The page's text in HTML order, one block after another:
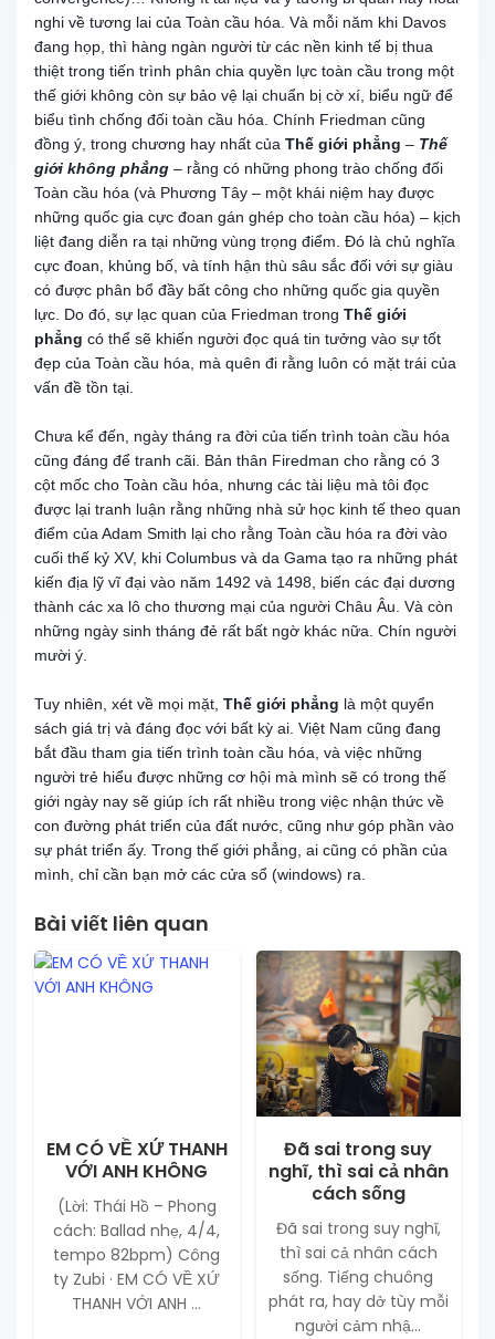
nghi về tương lai của Toàn cầu hóa. Và mỗi năm khi Davos
đang họp, thì hàng ngàn người từ các nền kinh tế bị thua
thiệt trong tiến trình phân chia quyền lực toàn cầu trong một
thế giới không còn sự bảo vệ lại chuẩn bị cờ xí, biểu ngữ để
biểu tình chống đối toàn cầu hóa. Chính Friedman cũng
đồng ý, trong chương hay nhất của Thế giới phẳng – Thế
giới không phẳng – rằng có những phong trào chống đối
Toàn cầu hóa (và Phương Tây – một khái niệm hay được
những quốc gia cực đoan gán ghép cho toàn cầu hóa) – kịch
liệt đang diễn ra tại những vùng trọng điểm. Đó là chủ nghĩa
cực đoan, khủng bố, và tính hận thù sâu sắc đối với sự giàu
có được phân bổ đầy bất công cho những quốc gia quyền
lực. Do đó, sự lạc quan của Friedman trong Thế giới
phẳng có thể sẽ khiến người đọc quá tin tưởng vào sự tốt
đẹp của Toàn cầu hóa, mà quên đi rằng luôn có mặt trái của
vấn đề tồn tại.
Chưa kể đến, ngày tháng ra đời của tiến trình toàn cầu hóa
cũng đáng để tranh cãi. Bản thân Firedman cho rằng có 3
cột mốc cho Toàn cầu hóa, nhưng các tài liệu mà tôi đọc
được lại tranh luận rằng những nhà sử học kinh tế theo quan
điểm của Adam Smith lại cho rằng Toàn cầu hóa ra đời vào
cuối thế kỷ XV, khi Columbus và da Gama tạo ra những phát
kiến địa lỹ vĩ đại vào năm 1492 và 1498, biến các đại dương
thành các xa lô cho thương mại của người Châu Âu. Và còn
những ngày sinh tháng đẻ rất bất ngờ khác nữa. Chín người
mười ý.
Tuy nhiên, xét về mọi mặt, Thế giới phẳng là một quyển
sách giá trị và đáng đọc với bất kỳ ai. Việt Nam cũng đang
bắt đầu tham gia tiến trình toàn cầu hóa, và việc những
người trẻ hiểu được những cơ hội mà mình sẽ có trong thế
giới ngày nay sẽ giúp ích rất nhiều trong việc nhận thức về
con đường phát triển của đất nước, cũng như góp phần vào
sự phát triển ấy. Trong thế giới phẳng, ai cũng có phần của
mình, chỉ cần bạn mở các cửa sổ (windows) ra.
Bài viết liên quan
EM CÓ VỀ XỨ THANH
VỚI ANH KHÔNG
(Lời: Thái Hồ – Phong
cách: Ballad nhẹ, 4/4,
tempo 82bpm) Công
ty Zubi · EM CÓ VỀ XỨ
THANH VỚI ANH ...
Đã sai trong suy
nghĩ, thì sai cả nhân
cách sống
Đã sai trong suy nghĩ,
thì sai cả nhân cách
sống. Tiếng chuông
phát ra, hay dở tùy mỗi
người cảm nhậ...